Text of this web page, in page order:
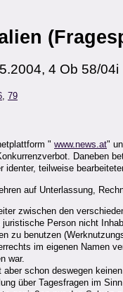
4 Ob 58/04i
, 79
" www.news.at"
Daneben
identer, teilweise
auf Unterlassung,
zwischen den
Person nicht
zu benutzen
im eigenen Namen
war.
aber schon deswegen
über Tagesfragen im